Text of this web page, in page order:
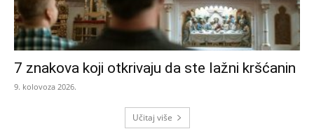
7 znakova koji otkrivaju da ste lažni kršćanin
9. kolovoza 2026.
Učitaj više